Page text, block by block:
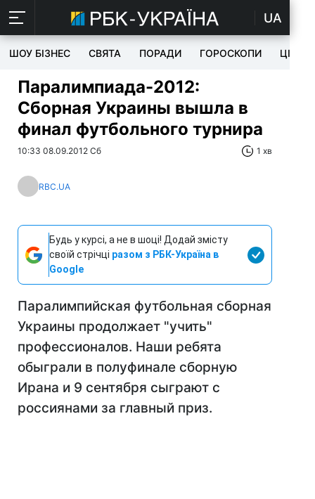
UA
ШОУ БІЗНЕС СВЯТА ПОРАДИ ГОРОСКОПИ ЦІКАВЕ
Паралимпиада-2012:
Сборная Украины вышла в
финал футбольного турнира
10:33 08.09.2012 Сб 1 хв
RBC.UA
Будь у курсі, а не в шоці! Додай змісту
своїй стрічці разом з РБК-Україна в
Google
Паралимпийская футбольная сборная
Украины продолжает "учить"
профессионалов. Наши ребята
обыграли в полуфинале сборную
Ирана и 9 сентября сыграют с
россиянами за главный приз.